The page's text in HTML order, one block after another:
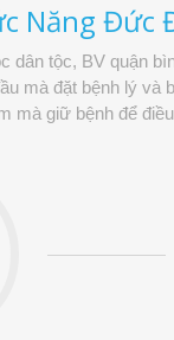
Năng Đức
dân tộc, BV quận
mà đặt bệnh lý và
mà giữ bệnh để